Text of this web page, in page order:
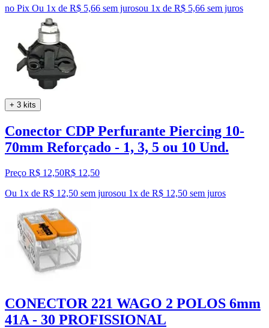
no Pix Ou 1x de R$ 5,66 sem jurosou 1x de R$ 5,66 sem juros
+ 3 kits
Conector CDP Perfurante Piercing 10-
70mm Reforçado - 1, 3, 5 ou 10 Und.
Preço R$ 12,50R$ 12,50
Ou 1x de R$ 12,50 sem jurosou 1x de R$ 12,50 sem juros
CONECTOR 221 WAGO 2 POLOS 6mm
41A - 30 PROFISSIONAL